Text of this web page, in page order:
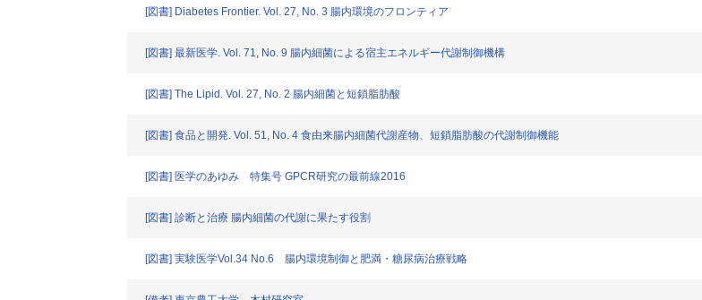
[図書] Diabetes Frontier. Vol. 27, No. 3 腸内環境のフロンティア
[図書] 最新医学. Vol. 71, No. 9 腸内細菌による宿主エネルギー代謝制御機構
[図書] The Lipid. Vol. 27, No. 2 腸内細菌と短鎖脂肪酸
[図書] 食品と開発. Vol. 51, No. 4 食由来腸内細菌代謝産物、短鎖脂肪酸の代謝制御機能
[図書] 医学のあゆみ 特集号 GPCR研究の最前線2016
[図書] 診断と治療 腸内細菌の代謝に果たす役割
[図書] 実験医学Vol.34 No.6 腸内環境制御と肥満・糖尿病治療戦略